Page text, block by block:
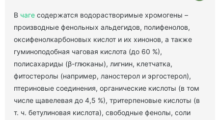
В чаге содержатся водорастворимые хромогены –
производные фенольных альдегидов, полифенолов,
оксифенолкарбоновых кислот и их хинонов, а также
гуминоподобная чаговая кислота (до 60 %),
полисахариды (β-глюканы), лигнин, клетчатка,
фитостеролы (например, ланостерол и эргостерол),
птериновые соединения, органические кислоты (в том
числе щавелевая до 4,5 %), тритерпеновые кислоты (в
т. ч. бетулиновая кислота), свободные фенолы, соли